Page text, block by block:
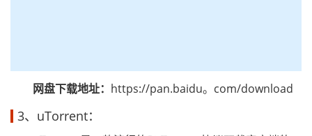
网盘下载地址： https://pan.baidu。com/download
3、uTorrent：